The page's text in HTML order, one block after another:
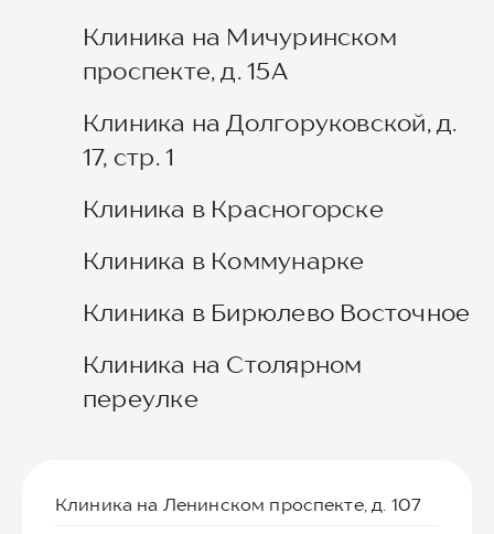
Клиника на Мичуринском
проспекте, д. 15А
Клиника на Долгоруковской, д.
17, стр. 1
Клиника в Красногорске
Клиника в Коммунарке
Клиника в Бирюлево Восточное
Клиника на Столярном
переулке
Клиника на Ленинском проспекте, д. 107